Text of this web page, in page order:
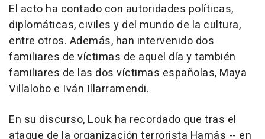
El acto ha contado con autoridades políticas,
diplomáticas, civiles y del mundo de la cultura,
entre otros. Además, han intervenido dos
familiares de víctimas de aquel día y también
familiares de las dos víctimas españolas, Maya
Villalobo e Iván Illarramendi.
En su discurso, Louk ha recordado que tras el
ataque de la organización terrorista Hamás -- en